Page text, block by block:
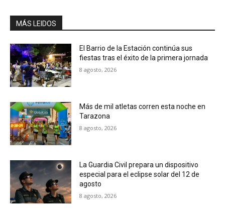
MÁS LEIDOS
El Barrio de la Estación continúa sus
fiestas tras el éxito de la primera jornada
8 agosto, 2026
Más de mil atletas corren esta noche en
Tarazona
8 agosto, 2026
La Guardia Civil prepara un dispositivo
especial para el eclipse solar del 12 de
agosto
8 agosto, 2026